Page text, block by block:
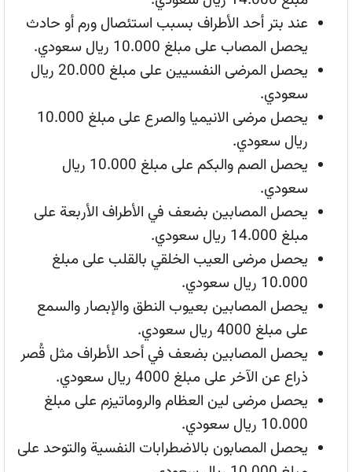
عند بتر أحد الأطراف بسبب استئصال ورم أو حادث
يحصل المصاب على مبلغ 10.000 ريال سعودي.
يحصل المرضى النفسيين على مبلغ 20.000 ريال
سعودي.
يحصل مرضى الانيميا والصرع على مبلغ 10.000
ريال سعودي.
يحصل الصم والبكم على مبلغ 10.000 ريال
سعودي.
يحصل المصابين بضعف في الأطراف الأربعة على
مبلغ 14.000 ريال سعودي.
يحصل مرضى العيب الخلقي بالقلب على مبلغ
10.000 ريال سعودي.
يحصل المصابين بعيوب النطق والإبصار والسمع
على مبلغ 4000 ريال سعودي.
يحصل المصابين بضعف في أحد الأطراف مثل قُصر
ذراع عن الآخر على مبلغ 4000 ريال سعودي.
يحصل مرضى لين العظام والروماتيزم على مبلغ
10.000 ريال سعودي.
يحصل المصابون بالاضطرابات النفسية والتوحد على